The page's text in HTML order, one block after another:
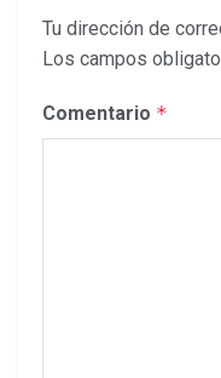
Tu dirección de
Los campos
Comentario *